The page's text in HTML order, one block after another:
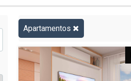
Apartamentos